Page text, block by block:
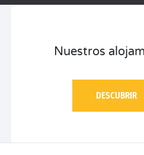
Nuestros
DESCUBRIR